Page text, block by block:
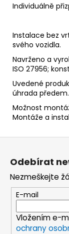
Individuálně
Instalace bez
svého vozidla.
Navrženo a
ISO 27956;
Uvedené
úhrada předem.
Možnost
Montáže a
Z
Odebírat
Nezmeškejte
E-mail
Vložením e-
ochrany